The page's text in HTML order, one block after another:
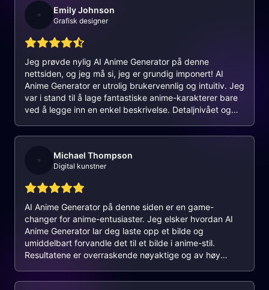
Emily Johnson
Grafisk designer
Jeg prøvde nylig AI Anime Generator på denne
nettsiden, og jeg må si, jeg er grundig imponert! AI
Anime Generator er utrolig brukervennlig og intuitiv. Jeg
var i stand til å lage fantastiske anime-karakterer bare
ved å legge inn en enkel beskrivelse. Detaljnivået og
Generator er rett og slett fantastiske. Enten du er en
verktøyet perfekt for å bringe anime-visjonene dine til
live. Anbefales på det sterkeste!
Michael Thompson
Digital kunstner
AI Anime Generator på denne siden er en game-
changer for anime-entusiaster. Jeg elsker hvordan AI
Anime Generator lar deg laste opp et bilde og
umiddelbart forvandle det til et bilde i anime-stil.
Resultatene er overraskende nøyaktige og av høy
genererte bildene med flere parametere det enda mer